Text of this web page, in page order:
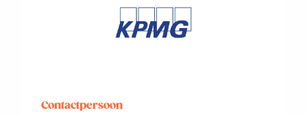
Contactpersoon